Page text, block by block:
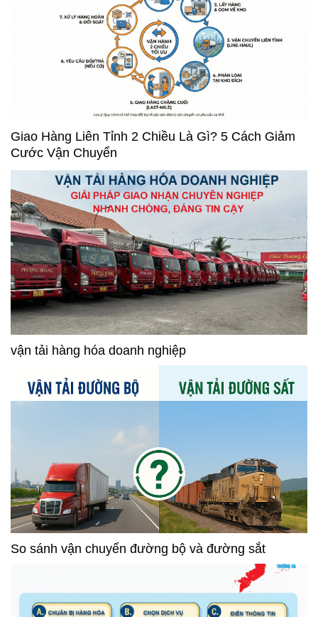
Giao Hàng Liên Tỉnh 2 Chiều Là Gì? 5 Cách Giảm
Cước Vận Chuyển
vận tải hàng hóa doanh nghiệp
So sánh vận chuyển đường bộ và đường sắt